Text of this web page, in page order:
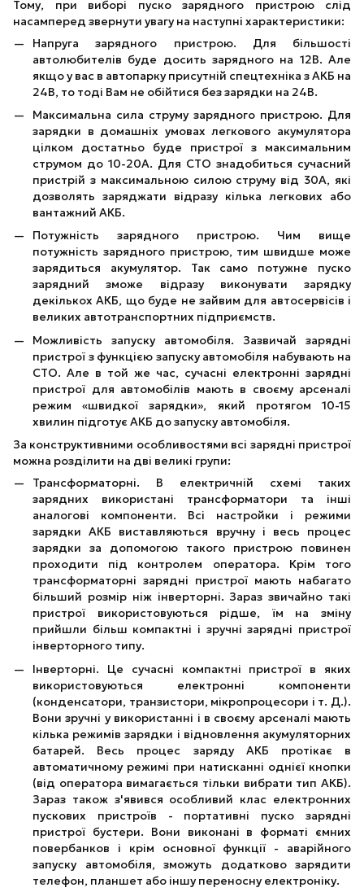
Тому, при виборі пуско зарядного пристрою слід
насамперед звернути увагу на наступні характеристики:
Напруга зарядного пристрою. Для більшості
автолюбителів буде досить зарядного на 12В. Але
якщо у вас в автопарку присутній спецтехніка з АКБ на
24В, то тоді Вам не обійтися без зарядки на 24В.
Максимальна сила струму зарядного пристрою. Для
зарядки в домашніх умовах легкового акумулятора
цілком достатньо буде пристрої з максимальним
струмом до 10-20А. Для СТО знадобиться сучасний
пристрій з максимальною силою струму від 30А, які
дозволять заряджати відразу кілька легкових або
вантажний АКБ.
Потужність зарядного пристрою. Чим вище
потужність зарядного пристрою, тим швидше може
зарядиться акумулятор. Так само потужне пуско
зарядний зможе відразу виконувати зарядку
декількох АКБ, що буде не зайвим для автосервісів і
великих автотранспортних підприємств.
Можливість запуску автомобіля. Зазвичай зарядні
пристрої з функцією запуску автомобіля набувають на
СТО. Але в той же час, сучасні електронні зарядні
пристрої для автомобілів мають в своєму арсеналі
режим «швидкої зарядки», який протягом 10-15
хвилин підготує АКБ до запуску автомобіля.
За конструктивними особливостями всі зарядні пристрої
можна розділити на дві великі групи:
Трансформаторні. В електричній схемі таких
зарядних використані трансформатори та інші
аналогові компоненти. Всі настройки і режими
зарядки АКБ виставляються вручну і весь процес
зарядки за допомогою такого пристрою повинен
проходити під контролем оператора. Крім того
трансформаторні зарядні пристрої мають набагато
більший розмір ніж інверторні. Зараз звичайно такі
пристрої використовуються рідше, їм на зміну
прийшли більш компактні і зручні зарядні пристрої
інверторного типу.
Інверторні. Це сучасні компактні пристрої в яких
використовуються електронні компоненти
(конденсатори, транзистори, мікропроцесори і т. Д.).
Вони зручні у використанні і в своєму арсеналі мають
кілька режимів зарядки і відновлення акумуляторних
батарей. Весь процес заряду АКБ протікає в
автоматичному режимі при натисканні однієї кнопки
(від оператора вимагається тільки вибрати тип АКБ).
Зараз також з'явився особливий клас електронних
пускових пристроїв - портативні пуско зарядні
пристрої бустери. Вони виконані в форматі ємних
повербанков і крім основної функції - аварійного
запуску автомобіля, зможуть додатково зарядити
телефон, планшет або іншу переносну електроніку.